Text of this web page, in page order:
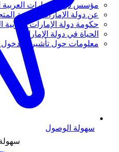
مؤسس دولة الإمارات العربية
عن دولة الإمارات العربية
حكومة دولة الإمارات العربية
الحياة في دولة الإمارات
معلومات حول تأشيرة الدخول
سهولة الوصول